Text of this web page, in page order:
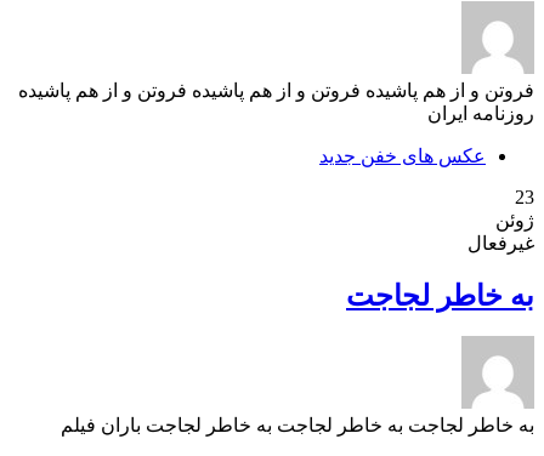
فروتن و از هم پاشیده فروتن و از هم پاشیده فروتن و از هم پاشیده
روزنامه ایران
عکس های خفن جدید
23
ژوئن
غیرفعال
به خاطر لجاجت
به خاطر لجاجت به خاطر لجاجت به خاطر لجاجت باران فیلم